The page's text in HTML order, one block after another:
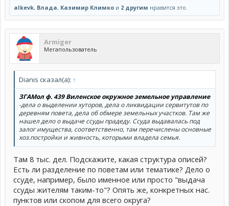
alkevk, Влада, Казимир Климко и 2 другим нравится это.
Armiger
Мегапользователь
Dianis сказал(а): ↑
ЗГАМол ф. 439 Виленское окружное земельное управление
-дела о выделении хуторов, дела о ликвидации сервитутов по
деревням повета, дела об обмере земельных участков. Там же
нашел дело о выдаче ссуды прадеду. Ссуда выдавалась под
залог имущества, соответственно, там перечислены основные
хоз.постройки и живность, которыми владела семья.
Там 8 тыс. дел. Подскажите, какая структура описей?
Есть ли разделение по поветам или тематике? Дело о
ссуде, например, было именное или просто "выдача
ссуды жителям таким-то"? Опять же, конкретных нас.
пунктов или скопом для всего округа?